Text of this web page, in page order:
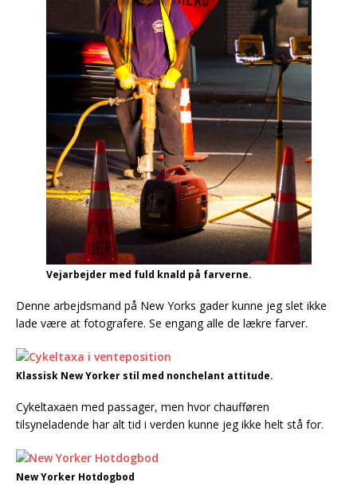
Vejarbejder med fuld knald på farverne.
Denne arbejdsmand på New Yorks gader kunne jeg slet ikke
lade være at fotografere. Se engang alle de lækre farver.
Klassisk New Yorker stil med nonchelant attitude.
Cykeltaxaen med passager, men hvor chaufføren
tilsyneladende har alt tid i verden kunne jeg ikke helt stå for.
New Yorker Hotdogbod